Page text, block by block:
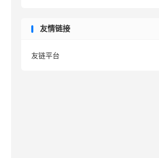
友情链接
友链平台